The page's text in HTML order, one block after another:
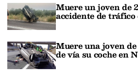
Muere un joven de
accidente de tráfico
Muere una joven
de vía su coche en